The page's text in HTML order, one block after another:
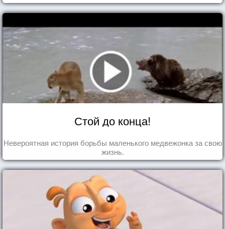
Стой до конца!
Невероятная история борьбы маленького медвежонка за свою
жизнь.